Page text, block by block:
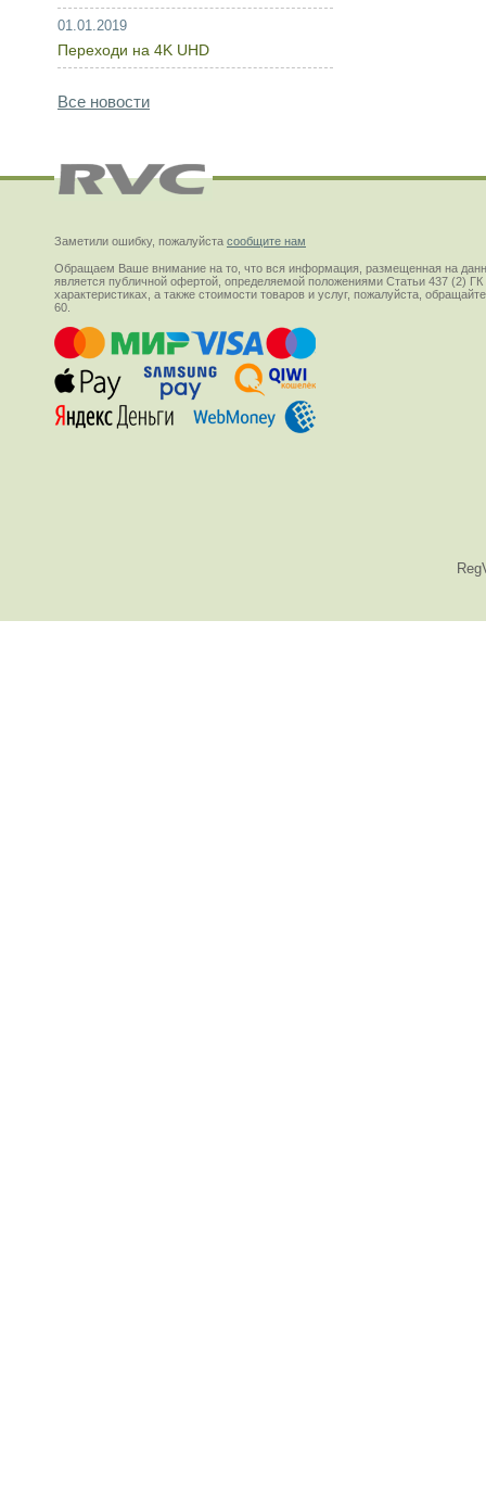
01.01.2019
Переходи на 4K UHD
Все новости
Заметили ошибку, пожалуйста сообщите нам
Обращаем Ваше внимание на то, что вся информация, размещенная на
является публичной офертой, определяемой положениями Статьи 437 (2)
характеристиках, а также стоимости товаров и услуг, пожалуйста,
60.